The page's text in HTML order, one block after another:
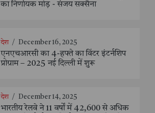
का निर्णायक मोड़ - संजय सक्सैना
देश / December 16, 2025
एनएचआरसी का 4-हफ्ते का विंटर इंटर्नशिप
प्रोग्राम – 2025 नई दिल्ली में शुरू
देश / December 14, 2025
भारतीय रेलवे ने 11 वर्षों में 42,600 से अधिक